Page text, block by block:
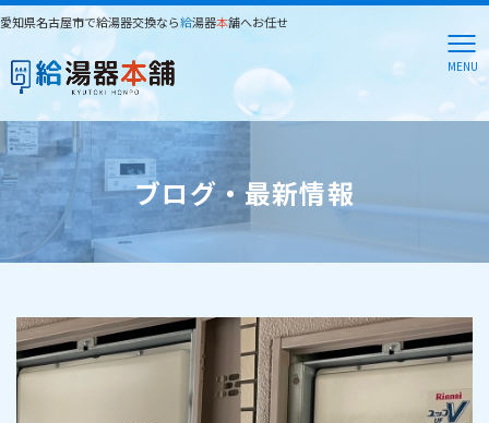
愛知県名古屋市で給湯器交換なら給湯器本舗へお任せ
MENU
ブログ・最新情報